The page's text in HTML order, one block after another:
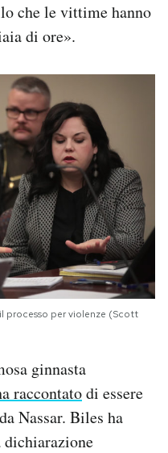
che le vittime hanno
di ore».
processo per violenze (Scott
ginnasta
raccontatodi essere
Nassar. Biles ha